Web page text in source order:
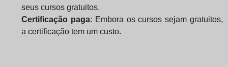
seus cursos gratuitos.
Certificação paga: Embora os cursos sejam gratuitos,
a certificação tem um custo.